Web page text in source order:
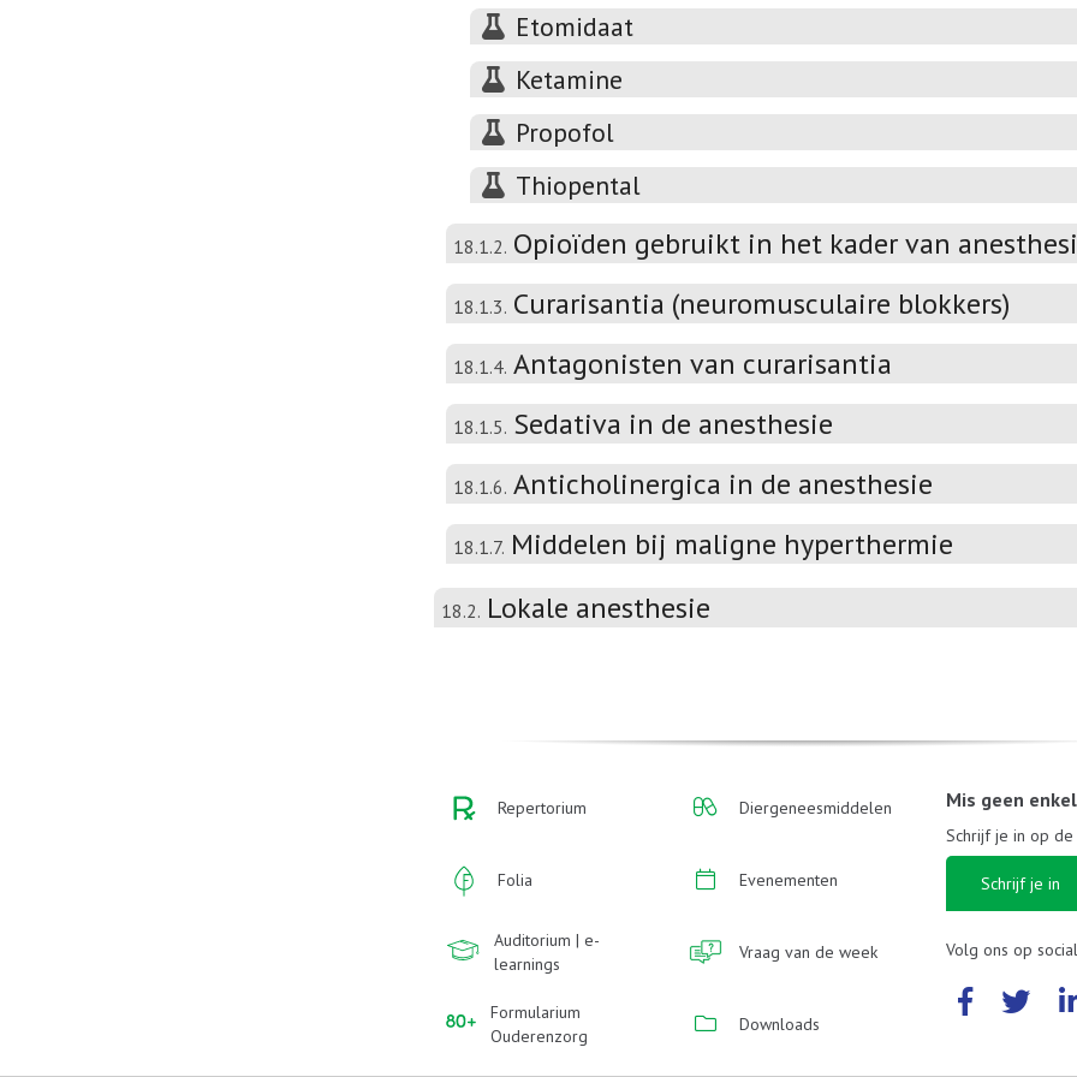
Etomidaat
Ketamine
Propofol
Thiopental
18.1.2. Opioïden gebruikt in het kader van
18.1.3. Curarisantia (neuromusculaire blokkers)
18.1.4. Antagonisten van curarisantia
18.1.5. Sedativa in de anesthesie
18.1.6. Anticholinergica in de anesthesie
18.1.7. Middelen bij maligne hyperthermie
18.2. Lokale anesthesie
Repertorium
Folia
Auditorium | e-
learnings
Formularium
Ouderenzorg
Diergeneesmiddelen
Evenementen
Vraag van de week
Downloads
Mis geen
Schrijf je in op
Schrijf je in
Volg ons op